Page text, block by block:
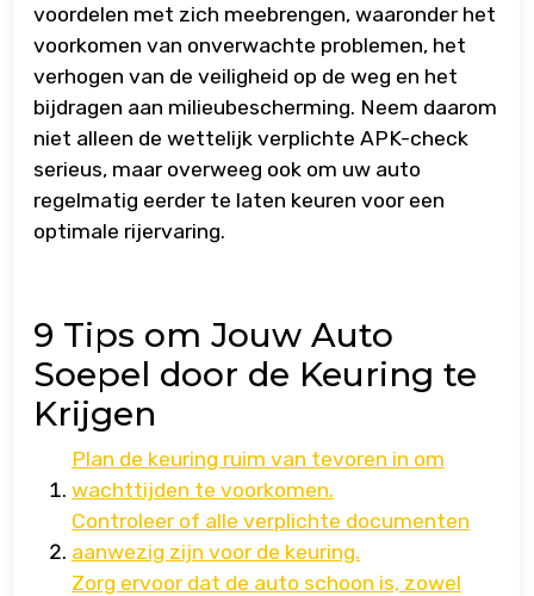
voordelen met zich meebrengen, waaronder het
voorkomen van onverwachte problemen, het
verhogen van de veiligheid op de weg en het
bijdragen aan milieubescherming. Neem daarom
niet alleen de wettelijk verplichte APK-check
serieus, maar overweeg ook om uw auto
regelmatig eerder te laten keuren voor een
optimale rijervaring.
9 Tips om Jouw Auto
Soepel door de Keuring te
Krijgen
Plan de keuring ruim van tevoren in om
wachttijden te voorkomen.
Controleer of alle verplichte documenten
aanwezig zijn voor de keuring.
Zorg ervoor dat de auto schoon is, zowel